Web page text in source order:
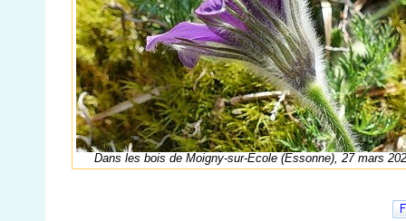
Dans les bois de Moigny-sur-Ecole (Essonne), 27 mars